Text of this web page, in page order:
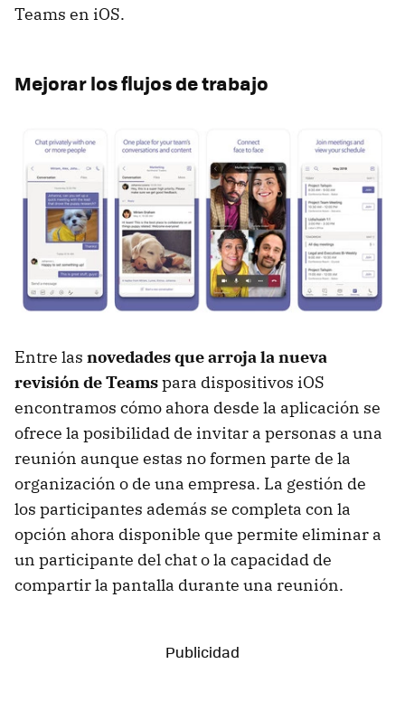
Teams en iOS.
Mejorar los flujos de trabajo
Entre las novedades que arroja la nueva
revisión de Teamspara dispositivos iOS
encontramos cómo ahora desde la aplicación se
ofrece la posibilidad de invitar a personas a una
reunión aunque estas no formen parte de la
organización o de una empresa. La gestión de
los participantes además se completa con la
opción ahora disponible que permite eliminar a
un participante del chat o la capacidad de
compartir la pantalla durante una reunión.